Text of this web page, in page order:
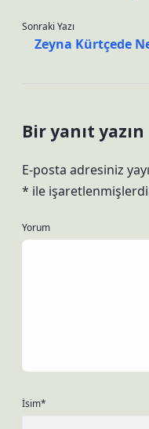
Sonraki Yazı
Zeyna Kürtçede
Bir yanıt yazın
E-posta adresiniz
* ile
Yorum
İsim*